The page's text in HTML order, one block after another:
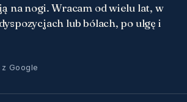
na nogi. Wracam od wielu lat, w
lub bólach, po ulgę i
Google